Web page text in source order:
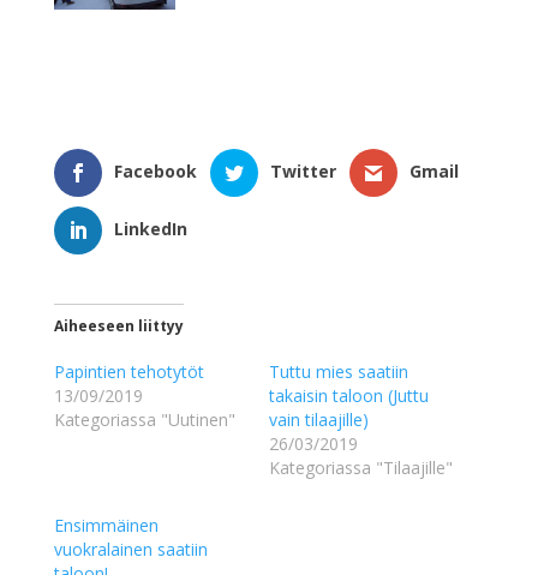
Facebook Twitter Gmail
LinkedIn
Aiheeseen liittyy
Papintien tehotytöt
13/09/2019
Kategoriassa "Uutinen"
Tuttu mies saatiin
takaisin taloon (Juttu
vain tilaajille)
26/03/2019
Kategoriassa "Tilaajille"
Ensimmäinen
vuokralainen saatiin